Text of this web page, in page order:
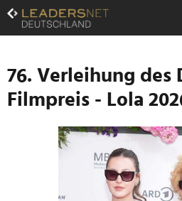
Zum
Inhalt
Zur
Navigation
Zur
Hauptnavigation
76. Verleihung des
Filmpreis - Lola